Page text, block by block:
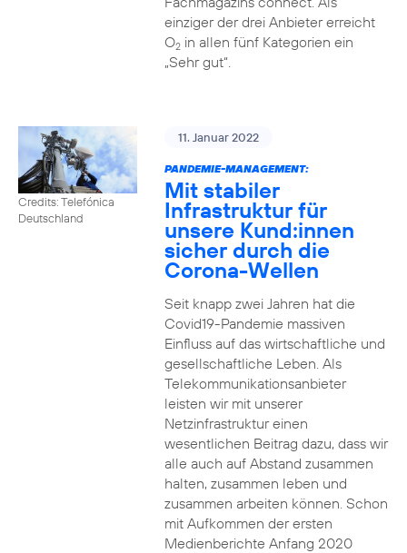
einziger der drei Anbieter erreicht
O2in allen fünf Kategorien ein
„Sehr gut“.
Credits: Telefónica
Deutschland
11. Januar 2022
PANDEMIE-MANAGEMENT:
Mit stabiler
Infrastruktur für
unsere Kund:innen
sicher durch die
Corona-Wellen
Seit knapp zwei Jahren hat die
Covid19-Pandemie massiven
Einfluss auf das wirtschaftliche und
gesellschaftliche Leben. Als
Telekommunikationsanbieter
leisten wir mit unserer
Netzinfrastruktur einen
wesentlichen Beitrag dazu, dass wir
alle auch auf Abstand zusammen
halten, zusammen leben und
zusammen arbeiten können. Schon
mit Aufkommen der ersten
Medienberichte Anfang 2020